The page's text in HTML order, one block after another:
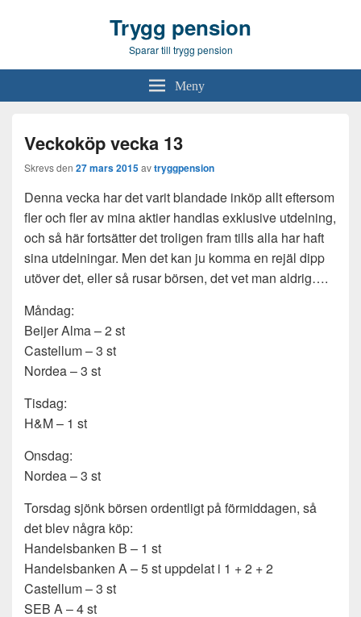
Trygg pension
Sparar till trygg pension
Meny
Veckoköp vecka 13
Skrevs den 27 mars 2015avtryggpension
Denna vecka har det varit blandade inköp allt eftersom
fler och fler av mina aktier handlas exklusive utdelning,
och så här fortsätter det troligen fram tills alla har haft
sina utdelningar. Men det kan ju komma en rejäl dipp
utöver det, eller så rusar börsen, det vet man aldrig….
Måndag:
Beijer Alma – 2 st
Castellum – 3 st
Nordea – 3 st
Tisdag:
H&M – 1 st
Onsdag:
Nordea – 3 st
Torsdag sjönk börsen ordentligt på förmiddagen, så
det blev några köp:
Handelsbanken B – 1 st
Handelsbanken A – 5 st uppdelat i 1 + 2 + 2
Castellum – 3 st
SEB A – 4 st